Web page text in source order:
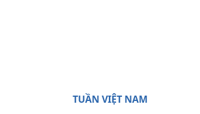
TUẦN VIỆT NAM